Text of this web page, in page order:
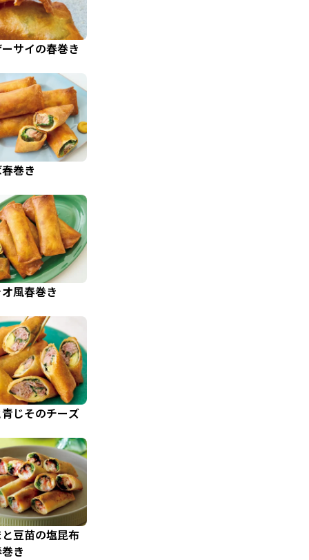
サイの春巻き
巻き
風春巻き
じそのチーズ
豆苗の塩昆布
き